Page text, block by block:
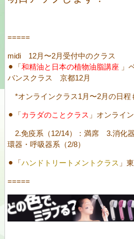
=====
midi 12月〜2月受付中のクラス
⚫︎「和精油と日本の植物油脂講座 」
バンスクラス 京都12月
*オンラインクラス1月〜2月の日程
⚫︎「カラダのことクラス 」オンライ
2.免疫系（12/14）：満席 3.消化
環器・呼吸器系（2/8）
⚫︎「ハンドトリートメントクラス 」
=====